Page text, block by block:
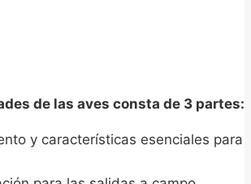
de las aves consta de 3 partes:
y características esenciales para